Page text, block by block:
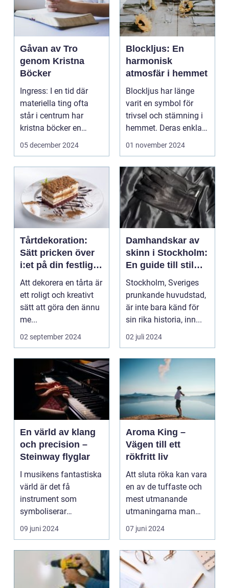
Gåvan av Tro
genom Kristna
Böcker
Ingress: I en tid där
materiella ting ofta
står i centrum har
kristna böcker en
s&au...
05 december 2024
Blockljus: En
harmonisk
atmosfär i hemmet
Blockljus har länge
varit en symbol för
trivsel och stämning i
hemmet. Deras enkla
me...
01 november 2024
Tårtdekoration:
Sätt pricken över
i:et på din festliga
tårta
Att dekorera en tårta är
ett roligt och kreativt
sätt att göra den ännu
me...
02 september 2024
Damhandskar av
skinn i Stockholm:
En guide till stil
och kvalitet
Stockholm, Sveriges
prunkande huvudstad,
är inte bara känd för
sin rika historia, inn...
02 juli 2024
En värld av klang
och precision –
Steinway flyglar
I musikens fantastiska
värld är det få
instrument som
symboliserar
sofistikation, sk...
09 juni 2024
Aroma King –
Vägen till ett
rökfritt liv
Att sluta röka kan vara
en av de tuffaste och
mest utmanande
utmaningarna man
kan ta sig an. R&...
07 juni 2024